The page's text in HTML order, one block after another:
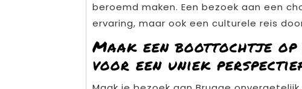
beroemd maken. Een bezoek aan een
ervaring, maar ook een culturele reis
Maak een boottochtje
voor een uniek